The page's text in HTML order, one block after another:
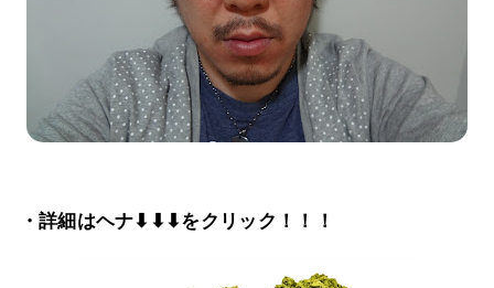
・詳細はヘナ⬇⬇⬇をクリック！！！